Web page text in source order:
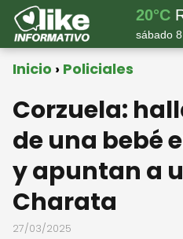
20°C
sábado
Inicio Policiales
Corzuela:
de una bebé
y apuntan a
Charata
27/03/2025